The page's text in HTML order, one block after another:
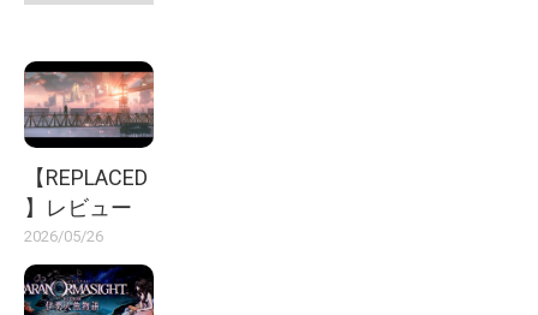
【REPLACED
】レビュー
2026/05/26